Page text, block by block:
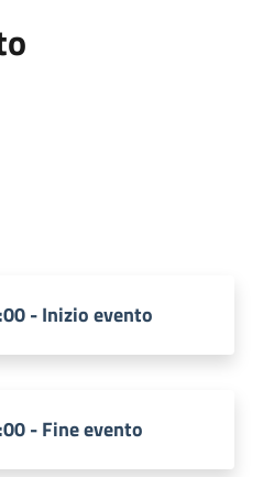
- Inizio evento
- Fine evento